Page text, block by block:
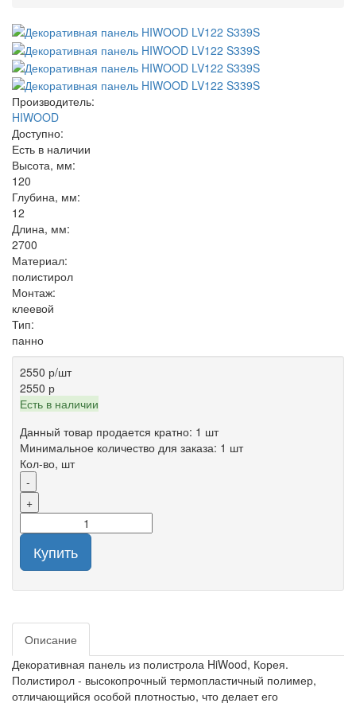
Производитель:
HIWOOD
Доступно:
Есть в наличии
Высота, мм:
120
Глубина, мм:
12
Длина, мм:
2700
Материал:
полистирол
Монтаж:
клеевой
Тип:
панно
2550 р/шт
2550 р
Есть в наличии
Данный товар продается кратно: 1 шт
Минимальное количество для заказа: 1 шт
Кол-во, шт
-
+
Купить
Описание
Декоративная панель из полистрола HiWood, Корея.
Полистирол - высокопрочный термопластичный полимер,
отличающийся особой плотностью, что делает его